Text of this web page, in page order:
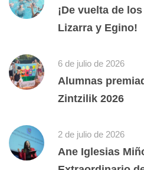
¡De vuelta de
Lizarra y Egino!
6 de julio de 2026
Alumnas
Zintzilik 2026
2 de julio de 2026
Ane Iglesias